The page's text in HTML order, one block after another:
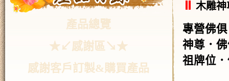
產品總覽
★↙感謝區↘★
感謝客戶訂製&購買產品
木雕神
專營佛
神尊．
祖牌位